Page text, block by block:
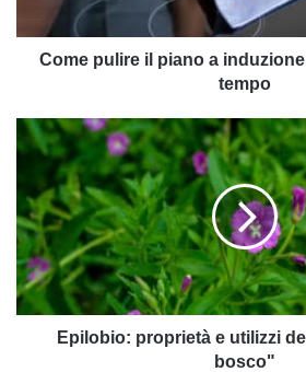
proteggerlo
nel
tempoCome pulire il piano a
tempo
Epilobio:
proprietà
utilizzi
del
"garofanino
di
bosco"
Epilobio: proprietà e utilizzi
bosco"